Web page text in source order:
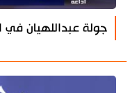
جولة عبداللهيان في